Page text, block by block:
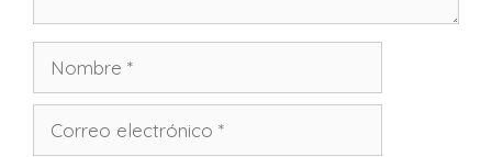
electrónico